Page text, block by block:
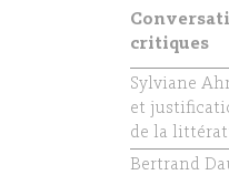
critiques
Sylviane
et
de la
Bertrand